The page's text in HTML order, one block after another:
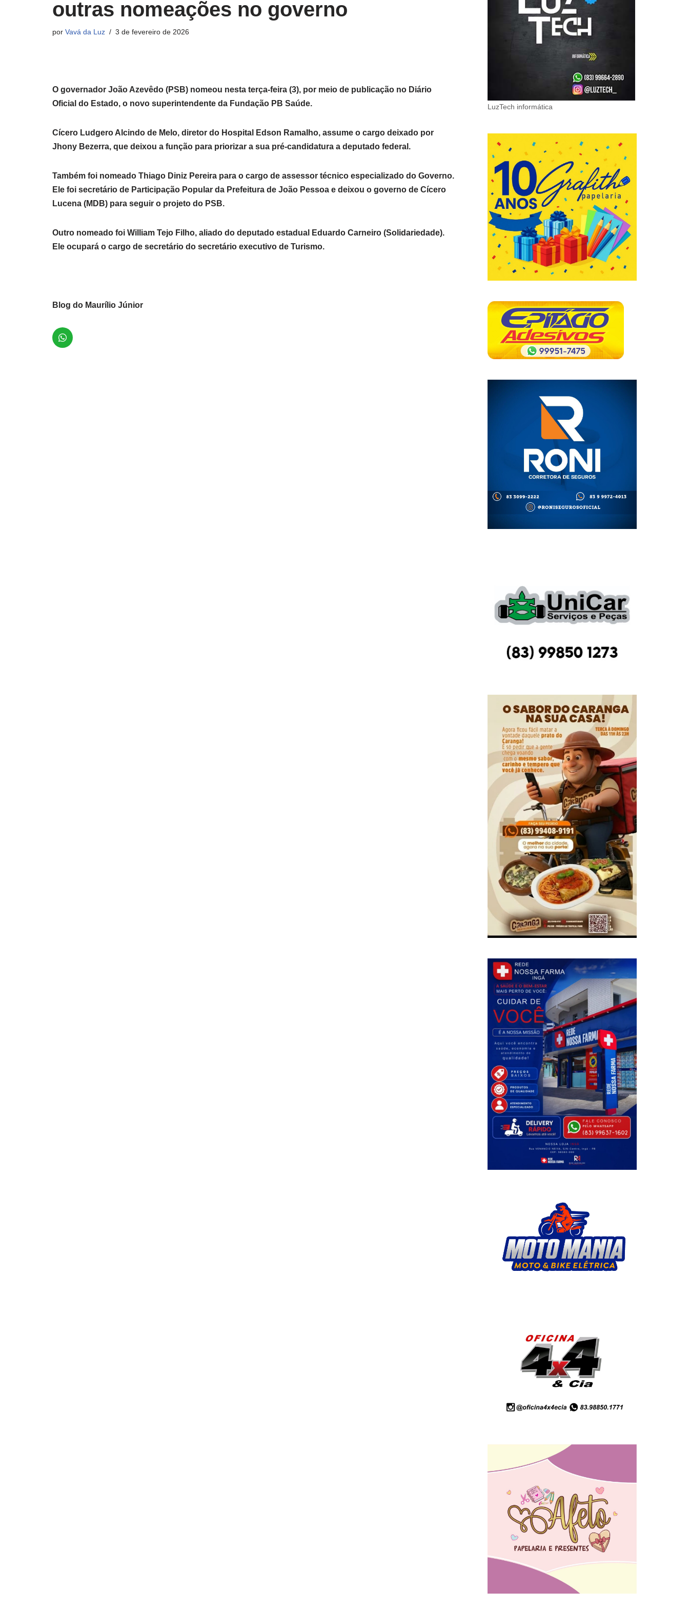
outras nomeações no governo
por Vavá da Luz 3 de fevereiro de 2026
O governador João Azevêdo (PSB) nomeou nesta terça-feira (3), por meio de publicação no Diário
Oficial do Estado, o novo superintendente da Fundação PB Saúde.
Cícero Ludgero Alcindo de Melo, diretor do Hospital Edson Ramalho, assume o cargo deixado por
Jhony Bezerra, que deixou a função para priorizar a sua pré-candidatura a deputado federal.
Também foi nomeado Thiago Diniz Pereira para o cargo de assessor técnico especializado do Governo.
Ele foi secretário de Participação Popular da Prefeitura de João Pessoa e deixou o governo de Cícero
Lucena (MDB) para seguir o projeto do PSB.
Outro nomeado foi William Tejo Filho, aliado do deputado estadual Eduardo Carneiro (Solidariedade).
Ele ocupará o cargo de secretário do secretário executivo de Turismo.
Blog do Maurílio Júnior
LuzTech informática